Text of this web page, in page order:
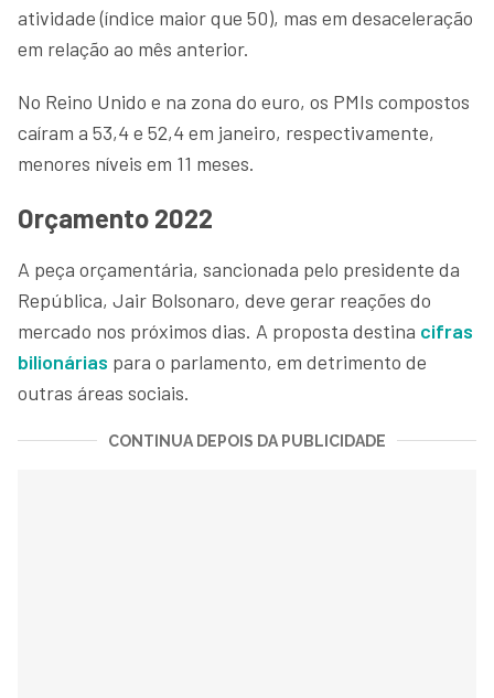
atividade (índice maior que 50), mas em desaceleração
em relação ao mês anterior.
No Reino Unido e na zona do euro, os PMIs compostos
caíram a 53,4 e 52,4 em janeiro, respectivamente,
menores níveis em 11 meses.
Orçamento 2022
A peça orçamentária, sancionada pelo presidente da
República, Jair Bolsonaro, deve gerar reações do
mercado nos próximos dias. A proposta destina cifras
bilionárias para o parlamento, em detrimento de
outras áreas sociais.
CONTINUA DEPOIS DA PUBLICIDADE